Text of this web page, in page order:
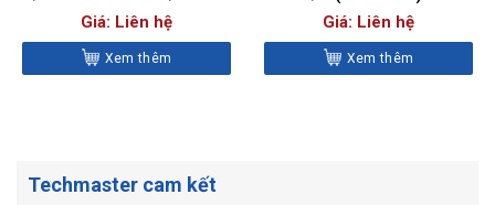
Nm – CDI501MRMH
Giá: Liên hệ
Xem thêm
ATECH2FM100
Giá: Liên hệ
Xem thêm
Techmaster cam kết